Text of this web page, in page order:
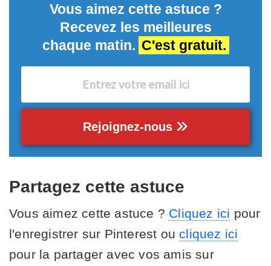
Vous aimez cette astuce ?
Recevez les meilleures
chaque matin. C'est gratuit.
Rejoignez-nous
Partagez cette astuce
Vous aimez cette astuce ? Cliquez ici pour
l'enregistrer sur Pinterest ou cliquez ici
pour la partager avec vos amis sur